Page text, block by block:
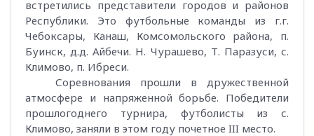
встретились представители городов и районов
Республики. Это футбольные команды из г.г.
Чебоксары, Канаш, Комсомольского района, п.
Буинск, д.д. Айбечи. Н. Чурашево, Т. Паразуси, с.
Климово, п. Ибреси.
Соревнования прошли в дружественной
атмосфере и напряженной борьбе. Победители
прошлогоднего турнира, футболисты из с.
Климово, заняли в этом году почетное III место.